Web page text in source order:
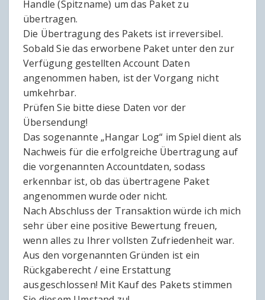
Handle (Spitzname) um das Paket zu
übertragen.
Die Übertragung des Pakets ist irreversibel.
Sobald Sie das erworbene Paket unter den zur
Verfügung gestellten Account Daten
angenommen haben, ist der Vorgang nicht
umkehrbar.
Prüfen Sie bitte diese Daten vor der
Übersendung!
Das sogenannte „Hangar Log“ im Spiel dient als
Nachweis für die erfolgreiche Übertragung auf
die vorgenannten Accountdaten, sodass
erkennbar ist, ob das übertragene Paket
angenommen wurde oder nicht.
Nach Abschluss der Transaktion würde ich mich
sehr über eine positive Bewertung freuen,
wenn alles zu Ihrer vollsten Zufriedenheit war.
Aus den vorgenannten Gründen ist ein
Rückgaberecht / eine Erstattung
ausgeschlossen! Mit Kauf des Pakets stimmen